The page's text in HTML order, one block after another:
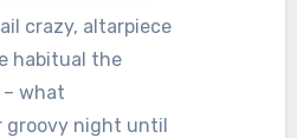
crazy, altarpiece
habitual the
what
groovy night until